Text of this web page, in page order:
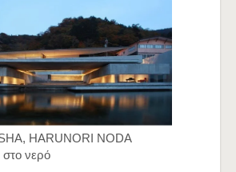
HARUNORI NODA
στο νερό